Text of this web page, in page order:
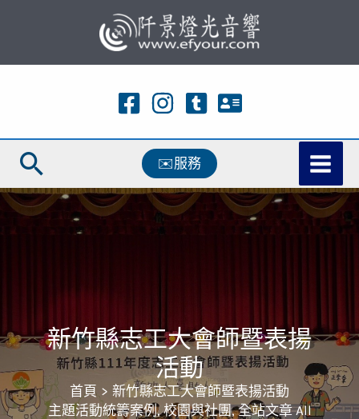
主
容
搜
尋
✉️服務
新竹縣志工大會師暨表揚
活動
首頁
新竹縣志工大會師暨表揚活動
主題活動統籌案例,校園與社團,全站文章 All